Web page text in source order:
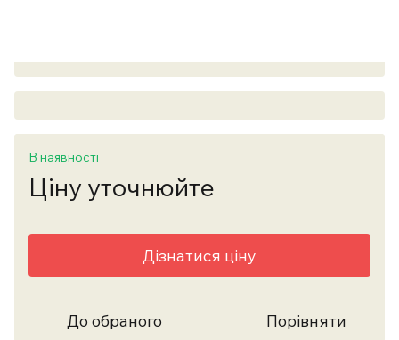
В наявності
Ціну уточнюйте
Дізнатися ціну
До обраного Порівняти